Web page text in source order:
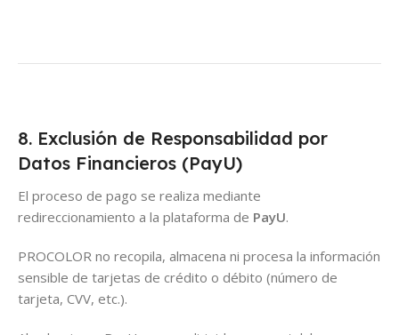
8. Exclusión de Responsabilidad por
Datos Financieros (PayU)
El proceso de pago se realiza mediante
redireccionamiento a la plataforma de PayU.
PROCOLOR no recopila, almacena ni procesa la información
sensible de tarjetas de crédito o débito (número de
tarjeta, CVV, etc.).